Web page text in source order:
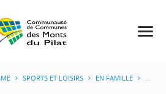
SPORTS ET LOISIRS EN FAMILLE PLAN